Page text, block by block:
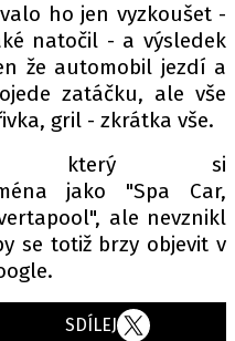
ho jen vyzkoušet -
natočil - a výsledek
že automobil jezdí a
zatáčku, ale vše
gril - zkrátka vše.
který si
jako "Spa Car,
ale nevznikl
se totiž brzy objevit v
SDÍLEJ